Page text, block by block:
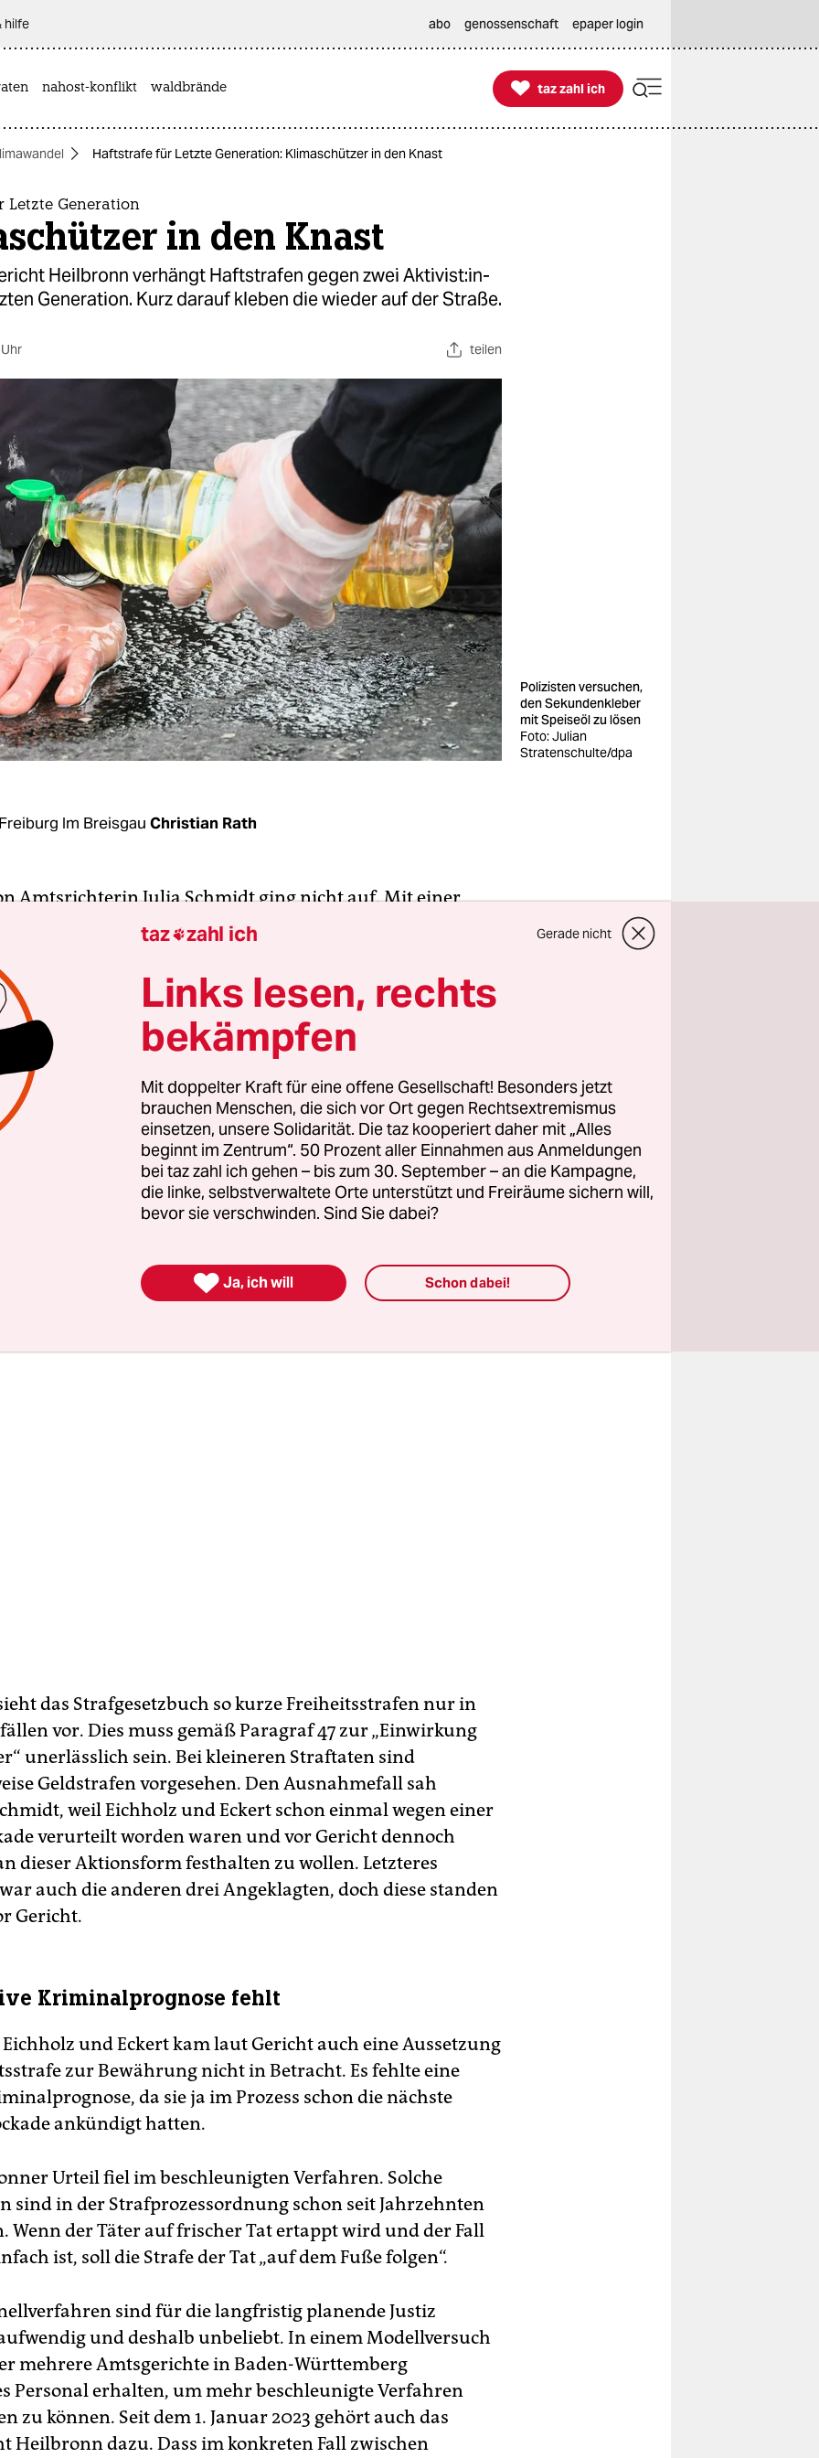
hilfe abo genossenschaft epaper login
nahost-konflikt waldbrände 
taz zahl ich
taz zahl ich
Haftstrafe für Letzte Generation: Klimaschützer in den Knast
Letzte Generation
in den Knast
Heilbronn verhängt Haftstrafen gegen zwei Ak­ti­vis­t:in­
Generation. Kurz darauf kleben die wieder auf der Straße.
teilen
Polizisten versuchen,
den Sekundenkleber
mit Speiseöl zu lösen
Foto: Julian
Stratenschulte/dpa
Im Breisgau Christian Rath
Amtsrichterin Julia Schmidt ging nicht auf. Mit einer
wollte sie zwei Aktivisten der
Doch kurz nach dem Urteil klebten diese sich schon
einer Straße fest. Bundesweit erstmals hatte das
Heilbronn
eine Freiheitsstrafe ohne Bewährung für
verhängt.
am Montag fünf Ak­ti­vis­t:in­nen der Letzten
vor Gericht. In der Heilbronner Innenstadt hatten sie einen
am 6. Februar, eine Straße blockiert, umzivilen
gegen die Klimapolitik der Bundesregierungzu leisten.
nun wegen Nötigung der Au­to­fah­re­r:in­nen
von ihnen – Rüdiger Eichholz und Daniel Eckert –
Ak­ti­vis­t:in­nen kamen mit Geldstrafen von jeweils 60
davon. Die Höhe der Tagessätze ergibt sich aus dem
das Strafgesetzbuch so kurze Freiheitsstrafen nur in
vor. Dies muss gemäß Paragraf 47 zur „Einwirkung
unerlässlich sein. Bei kleineren Straftaten sind
Geldstrafen vorgesehen. Den Ausnahmefall sah
weil Eichholz und Eckert schon einmal wegen einer
verurteilt worden waren und vor Gericht dennoch
dieser Aktionsform festhalten zu wollen. Letzteres
auch die anderen drei Angeklagten, doch diese standen
Gericht.
Kriminalprognose fehlt
und Eckert kam laut Gericht auch eine Aussetzung
zur Bewährung nicht in Betracht. Es fehlte eine
da sie ja im Prozess schon die nächste
ankündigt hatten.
Urteil fiel im beschleunigten Verfahren. Solche
sind in der Strafprozessordnung schon seit Jahrzehnten
Wenn der Täter auf frischer Tat ertappt wird und der Fall
ist, soll die Strafe der Tat „auf dem Fuße folgen“.
sind für die langfristig planende Justiz
und deshalb unbeliebt. In einem Modellversuch
mehrere Amtsgerichte in Baden-Württemberg
Personal erhalten, um mehr beschleunigte Verfahren
zu können. Seit dem 1. Januar 2023 gehört auch das
Heilbronn dazu. Dass im konkreten Fall zwischen
taz zahl ich Gerade nicht
Links lesen, rechts
bekämpfen
Mit doppelter Kraft für eine offene Gesellschaft! Besonders jetzt
brauchen Menschen, die sich vor Ort gegen Rechtsextremismus
einsetzen, unsere Solidarität. Die taz kooperiert daher mit „Alles
beginnt im Zentrum“. 50 Prozent aller Einnahmen aus Anmeldungen
bei taz zahl ich gehen – bis zum 30. September – an die Kampagne,
die linke, selbstverwaltete Orte unterstützt und Freiräume sichern will,
bevor sie verschwinden. Sind Sie dabei?
 Ja, ich will Schon dabei!